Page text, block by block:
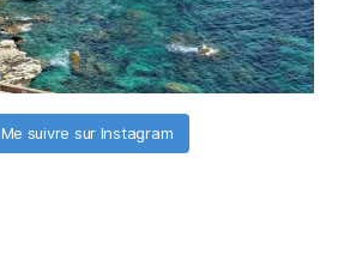
Me suivre sur Instagram